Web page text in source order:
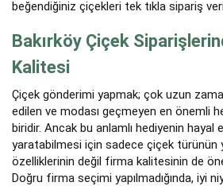
beğendiğiniz çiçekleri tek tıkla sipariş
Bakırköy Çiçek
Kalitesi
Çiçek gönderimi yapmak; çok uzun
edilen ve modası geçmeyen en önemli
biridir. Ancak bu anlamlı hediyenin hayal
yaratabilmesi için sadece çiçek türünün
özelliklerinin değil firma kalitesinin de
Doğru firma seçimi yapılmadığında, iyi